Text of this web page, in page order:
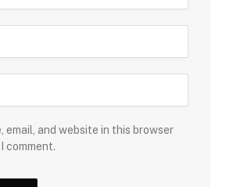
email, and website in this browser
comment.